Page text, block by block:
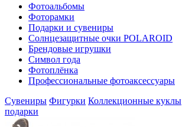
Фотоальбомы
Фоторамки
Подарки и сувениры
Солнцезащитные очки POLAROID
Брендовые игрушки
Символ года
Фотоплёнка
Профессиональные фотоаксессуары
Сувениры Фигурки Коллекционные куклы
подарки